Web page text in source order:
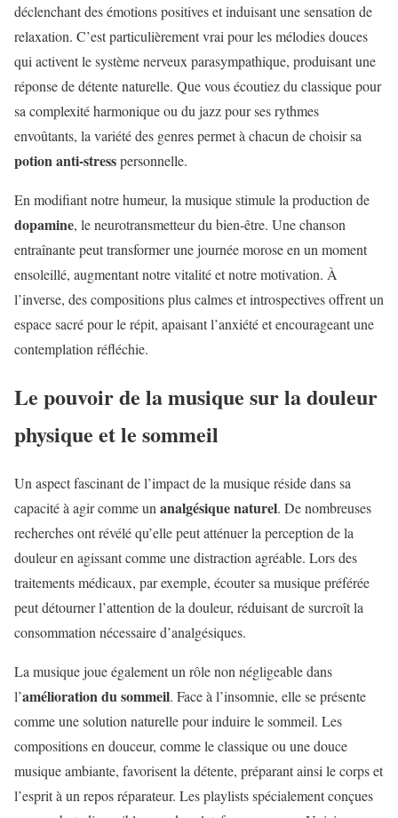
déclenchant des émotions positives et induisant une sensation de
relaxation. C’est particulièrement vrai pour les mélodies douces
qui activent le système nerveux parasympathique, produisant une
réponse de détente naturelle. Que vous écoutiez du classique pour
sa complexité harmonique ou du jazz pour ses rythmes
envoûtants, la variété des genres permet à chacun de choisir sa
potion anti-stresspersonnelle.
En modifiant notre humeur, la musique stimule la production de
dopamine, le neurotransmetteur du bien-être. Une chanson
entraînante peut transformer une journée morose en un moment
ensoleillé, augmentant notre vitalité et notre motivation. À
l’inverse, des compositions plus calmes et introspectives offrent un
espace sacré pour le répit, apaisant l’anxiété et encourageant une
contemplation réfléchie.
Le pouvoir de la musique sur la douleur
physique et le sommeil
Un aspect fascinant de l’impact de la musique réside dans sa
capacité à agir comme unanalgésique naturel. De nombreuses
recherches ont révélé qu’elle peut atténuer la perception de la
douleur en agissant comme une distraction agréable. Lors des
traitements médicaux, par exemple, écouter sa musique préférée
peut détourner l’attention de la douleur, réduisant de surcroît la
consommation nécessaire d’analgésiques.
La musique joue également un rôle non négligeable dans
l’amélioration du sommeil. Face à l’insomnie, elle se présente
comme une solution naturelle pour induire le sommeil. Les
compositions en douceur, comme le classique ou une douce
musique ambiante, favorisent la détente, préparant ainsi le corps et
l’esprit à un repos réparateur. Les playlists spécialement conçues